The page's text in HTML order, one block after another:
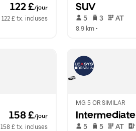
122 £/jour
122 £ tx. incluses
SUV
5 3 AT
8.9 km •
158 £/jour
158 £ tx. incluses
MG 5 OR SIMILAR
Intermediate
5 5 AT